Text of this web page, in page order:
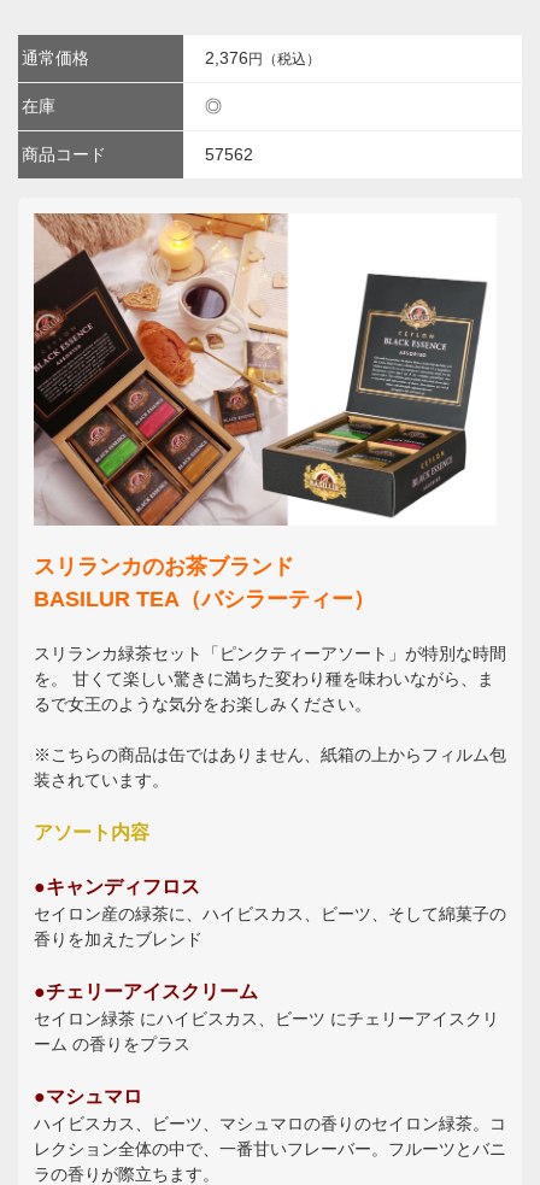
通常価格 2,376円（税込）
在庫 ◎
商品コード 57562
スリランカのお茶ブランド
BASILUR TEA（バシラーティー）
スリランカ緑茶セット「ピンクティーアソート」が特別な時間
を。 甘くて楽しい驚きに満ちた変わり種を味わいながら、ま
るで女王のような気分をお楽しみください。
※こちらの商品は缶ではありません、紙箱の上からフィルム包
装されています。
アソート内容
●キャンディフロス
セイロン産の緑茶に、ハイビスカス、ビーツ、そして綿菓子の
香りを加えたブレンド
●チェリーアイスクリーム
セイロン緑茶 にハイビスカス、ビーツ にチェリーアイスクリ
ーム の香りをプラス
●マシュマロ
ハイビスカス、ビーツ、マシュマロの香りのセイロン緑茶。コ
レクション全体の中で、一番甘いフレーバー。フルーツとバニ
ラの香りが際立ちます。